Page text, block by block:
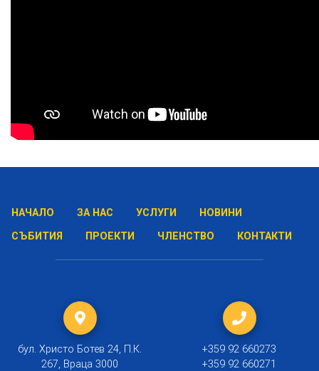
НАЧАЛО ЗА НАС УСЛУГИ
НОВИНИ
СЪБИТИЯ
ПРОЕКТИ ЧЛЕНСТВО КОНТАКТИ
бул. Христо Ботев 24, П.К.
267, Враца 3000
+359 92 660273
+359 92 660271